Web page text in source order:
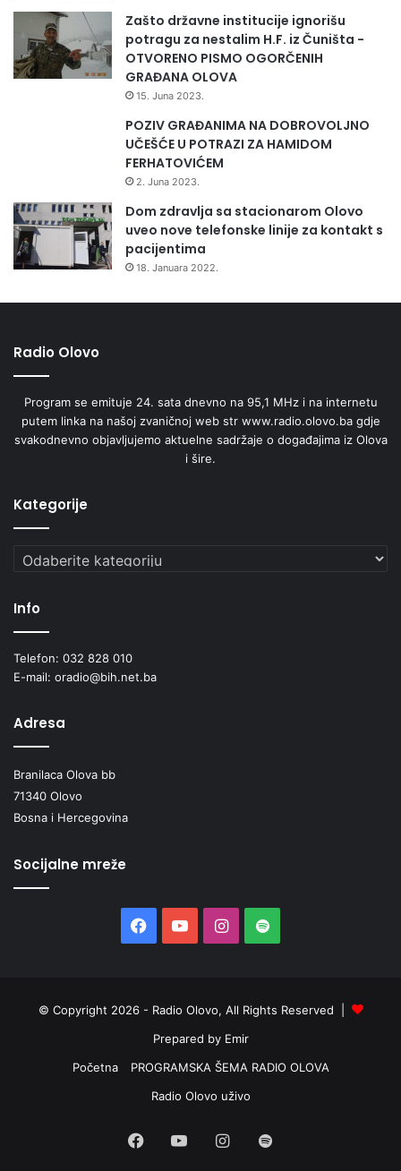
Zašto državne institucije ignorišu
potragu za nestalim H.F. iz Čuništa -
OTVORENO PISMO OGORČENIH
GRAĐANA OLOVA
15. Juna 2023.
POZIV GRAĐANIMA NA DOBROVOLJNO
UČEŠĆE U POTRAZI ZA HAMIDOM
FERHATOVIĆEM
2. Juna 2023.
Dom zdravlja sa stacionarom Olovo
uveo nove telefonske linije za kontakt s
pacijentima
18. Januara 2022.
Radio Olovo
Program se emituje 24. sata dnevno na 95,1 MHz i na internetu
putem linka na našoj zvaničnoj web str www.radio.olovo.ba gdje
svakodnevno objavljujemo aktuelne sadržaje o događajima iz Olova
i šire.
Kategorije
Kategorije
Info
Telefon: 032 828 010
E-mail: oradio@bih.net.ba
Adresa
Branilaca Olova bb
71340 Olovo
Bosna i Hercegovina
Socijalne mreže
Facebook
YouTubeInstagram
Spotify
© Copyright 2026 - Radio Olovo, All Rights Reserved |
Prepared by Emir
Početna
PROGRAMSKA ŠEMA RADIO OLOVA
Radio Olovo uživo
Facebook
YouTubeInstagram
Spotify